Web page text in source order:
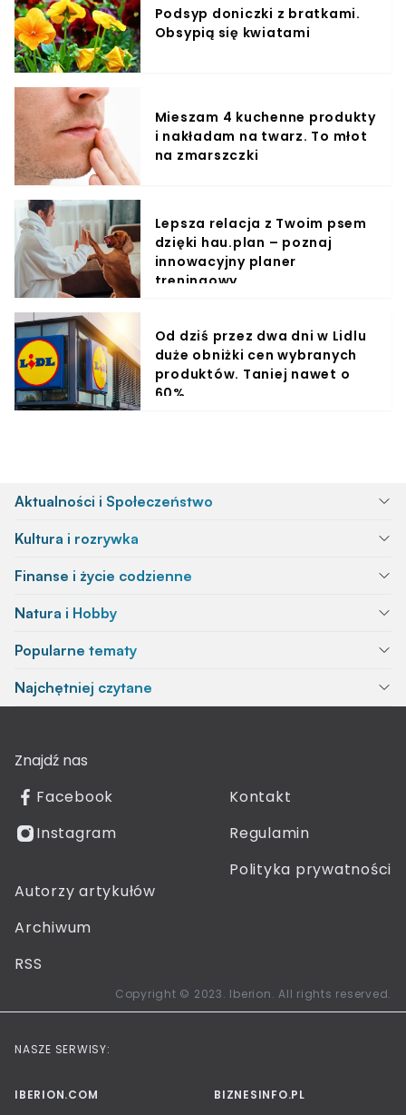
Podsyp doniczki z bratkami.
Obsypią się kwiatami
Mieszam 4 kuchenne produkty
i nakładam na twarz. To młot
na zmarszczki
Lepsza relacja z Twoim psem
dzięki hau.plan – poznaj
innowacyjny planer
treningowy
Od dziś przez dwa dni w Lidlu
duże obniżki cen wybranych
produktów. Taniej nawet o
60%
Aktualności i Społeczeństwo
Kultura i rozrywka
Finanse i życie codzienne
Natura i Hobby
Popularne tematy
Najchętniej czytane
Znajdź nas
Facebook
Instagram
Kontakt
Regulamin
Polityka prywatności
Autorzy artykułów
Archiwum
RSS
Copyright © 2023. Iberion. All rights reserved.
NASZE SERWISY:
IBERION.COM BIZNESINFO.PL